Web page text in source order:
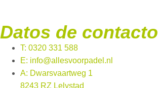
Datos de contacto
T: 0320 331 588
E: info@allesvoorpadel.nl
A: Dwarsvaartweg 1
8243 RZ Lelystad